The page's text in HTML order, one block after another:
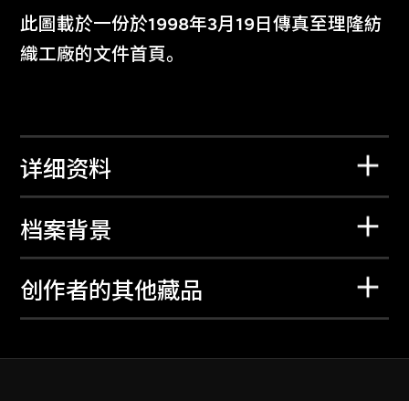
此圖載於一份於1998年3月19日傳真至理隆紡
織工廠的文件首頁。
详细资料
档案背景
创作者的其他藏品